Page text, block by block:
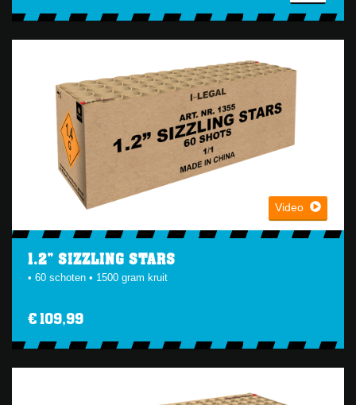
Video
1.2" SIZZLING STARS
• 60 schoten • 1500 gram kruit
€ 109,99